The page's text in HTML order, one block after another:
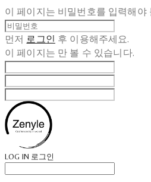
이 페이지는 비밀번호를 입력해야
먼저 로그인 후 이용해주세요.
이 페이지는 만 볼 수 있습니다.
LOG IN 로그인